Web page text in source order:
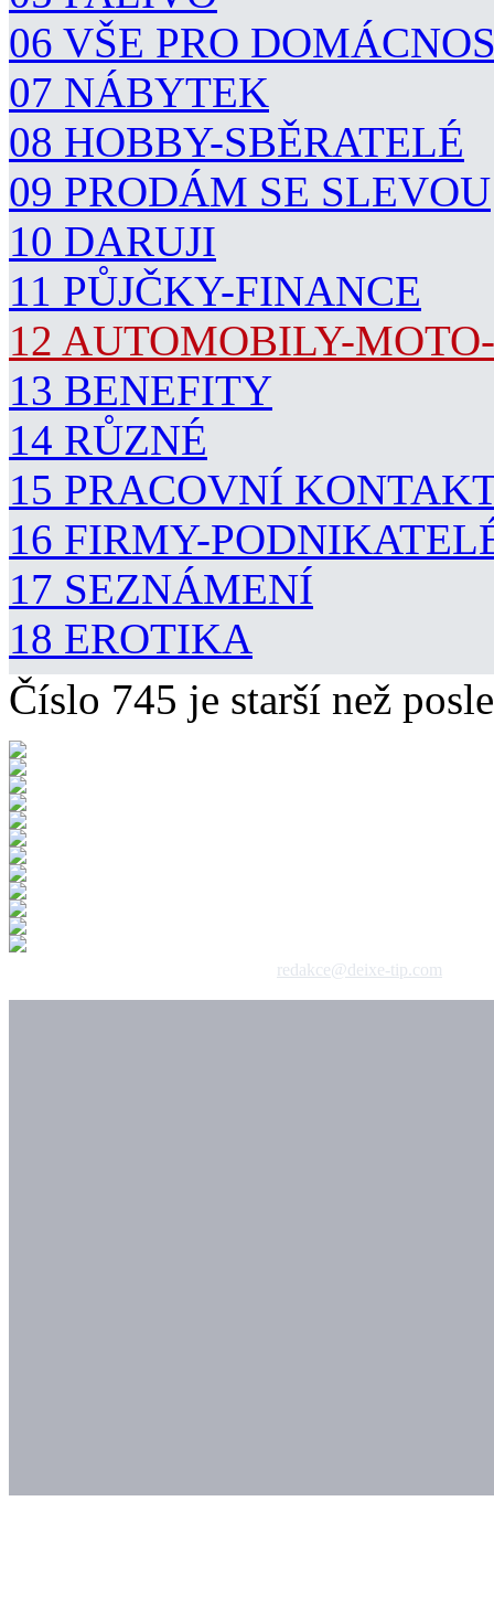
06 VŠE PRO
07 NÁBYTEK
08 HOBBY-SBĚRATELÉ
09 PRODÁM SE SLEVOU
10 DARUJI
11 PŮJČKY-FINANCE
12 AUTOMOBILY-
13 BENEFITY
14 RŮZNÉ
15 PRACOVNÍ
16 FIRMY-
17 SEZNÁMENÍ
18 EROTIKA
Číslo 745 je starší než
redakce@deixe-tip.com